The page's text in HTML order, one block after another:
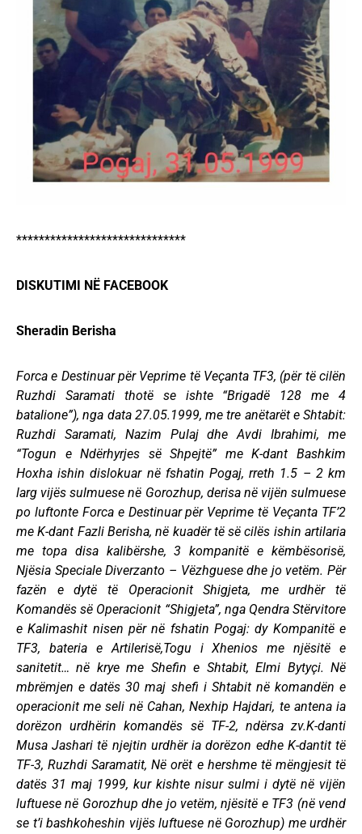
******************************
DISKUTIMI NË FACEBOOK
Sheradin Berisha
Forca e Destinuar për Veprime të Veçanta TF3, (për të cilën
Ruzhdi Saramati thotë se ishte “Brigadë 128 me 4
batalione”), nga data 27.05.1999, me tre anëtarët e Shtabit:
Ruzhdi Saramati, Nazim Pulaj dhe Avdi Ibrahimi, me
“Togun e Ndërhyrjes së Shpejtë” me K-dant Bashkim
Hoxha ishin dislokuar në fshatin Pogaj, rreth 1.5 – 2 km
larg vijës sulmuese në Gorozhup, derisa në vijën sulmuese
po luftonte Forca e Destinuar për Veprime të Veçanta TF’2
me K-dant Fazli Berisha, në kuadër të së cilës ishin artilaria
me topa disa kalibërshe, 3 kompanitë e këmbësorisë,
Njësia Speciale Diverzanto – Vëzhguese dhe jo vetëm. Për
fazën e dytë të Operacionit Shigjeta, me urdhër të
Komandës së Operacionit “Shigjeta”, nga Qendra Stërvitore
e Kalimashit nisen për në fshatin Pogaj: dy Kompanitë e
TF3, bateria e Artilerisë,Togu i Xhenios me njësitë e
sanitetit… në krye me Shefin e Shtabit, Elmi Bytyçi. Në
mbrëmjen e datës 30 maj shefi i Shtabit në komandën e
operacionit me seli në Cahan, Nexhip Hajdari, te antena ia
dorëzon urdhërin komandës së TF-2, ndërsa zv.K-danti
Musa Jashari të njejtin urdhër ia dorëzon edhe K-dantit të
TF-3, Ruzhdi Saramatit, Në orët e hershme të mëngjesit të
datës 31 maj 1999, kur kishte nisur sulmi i dytë në vijën
luftuese në Gorozhup dhe jo vetëm, njësitë e TF3 (në vend
se t’i bashkoheshin vijës luftuese në Gorozhup) me urdhër